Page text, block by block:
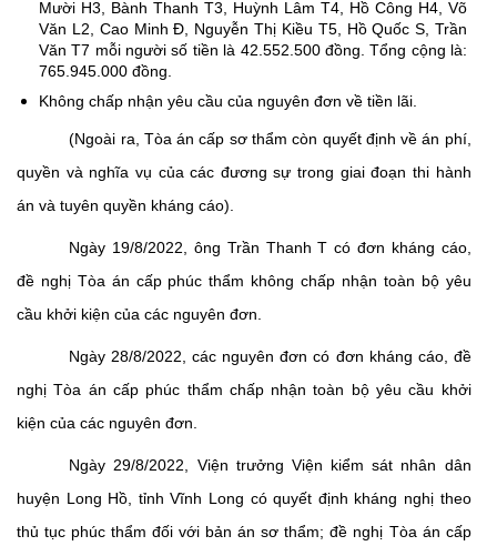
Mười H3, Bành Thanh T3, Huỳnh Lâm T4, Hồ Công H4, Võ
Văn L2, Cao Minh Đ, Nguyễn Thị Kiều T5, Hồ Quốc S, Trần
Văn T7 mỗi người số tiền là 42.552.500 đồng. Tổng cộng là:
765.945.000 đồng.
Không chấp nhận yêu cầu của nguyên đơn về tiền lãi.
(Ngoài ra, Tòa án cấp sơ thẩm còn quyết định về án phí,
quyền và nghĩa vụ của các đương sự trong giai đoạn thi hành
án và tuyên quyền kháng cáo).
Ngày 19/8/2022, ông Trần Thanh T có đơn kháng cáo,
đề nghị Tòa án cấp phúc thẩm không chấp nhận toàn bộ yêu
cầu khởi kiện của các nguyên đơn.
Ngày 28/8/2022, các nguyên đơn có đơn kháng cáo, đề
nghị Tòa án cấp phúc thẩm chấp nhận toàn bộ yêu cầu khởi
kiện của các nguyên đơn.
Ngày 29/8/2022, Viện trưởng Viện kiểm sát nhân dân
huyện Long Hồ, tỉnh Vĩnh Long có quyết định kháng nghị theo
thủ tục phúc thẩm đối với bản án sơ thẩm; đề nghị Tòa án cấp